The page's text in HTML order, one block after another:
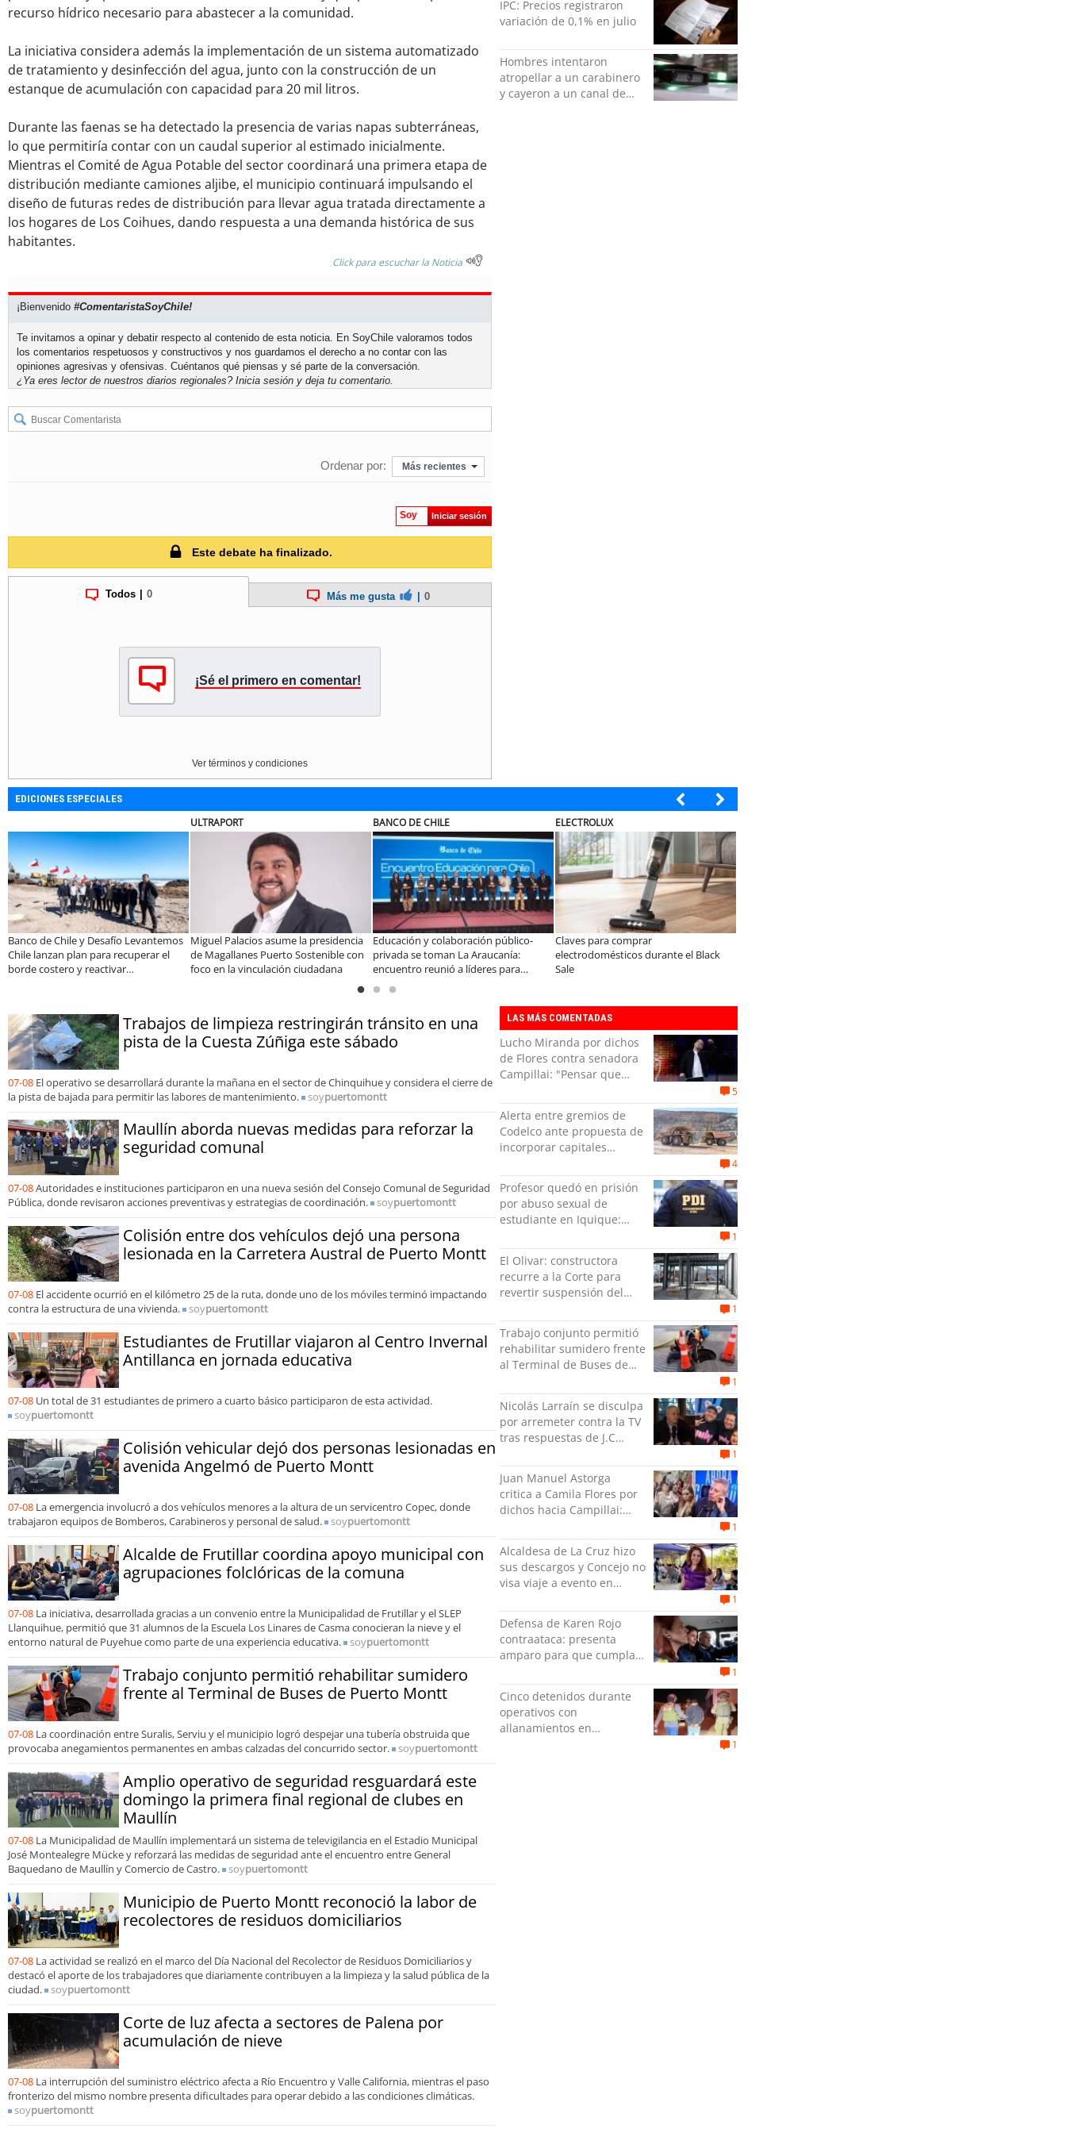
recurso hídrico necesario para abastecer a la comunidad.
La iniciativa considera además la implementación de un sistema automatizado
de tratamiento y desinfección del agua, junto con la construcción de un
estanque de acumulación con capacidad para 20 mil litros.
Durante las faenas se ha detectado la presencia de varias napas subterráneas,
lo que permitiría contar con un caudal superior al estimado inicialmente.
Mientras el Comité de Agua Potable del sector coordinará una primera etapa de
distribución mediante camiones aljibe, el municipio continuará impulsando el
diseño de futuras redes de distribución para llevar agua tratada directamente a
los hogares de Los Coihues, dando respuesta a una demanda histórica de sus
habitantes.
Click para escuchar la Noticia
¡Bienvenido #ComentaristaSoyChile!
Te invitamos a opinar y debatir respecto al contenido de esta noticia. En SoyChile valoramos todos
los comentarios respetuosos y constructivos y nos guardamos el derecho a no contar con las
opiniones agresivas y ofensivas. Cuéntanos qué piensas y sé parte de la conversación.
¿Ya eres lector de nuestros diarios regionales? Inicia sesión y deja tu comentario.
Ordenar por: Más recientes
Soy Iniciar sesión
Este debate ha finalizado.
Todos 0 Más me gusta 0
¡Sé el primero en comentar!
Ver términos y condiciones
IPC: Precios registraron
variación de 0,1% en julio
Hombres intentaron
atropellar a un carabinero
y cayeron a un canal de
EDICIONES ESPECIALES
Banco de Chile y Desafío Levantemos
Chile lanzan plan para recuperar el
borde costero y reactivar
ULTRAPORT
Miguel Palacios asume la presidencia
de Magallanes Puerto Sostenible con
foco en la vinculación ciudadana
BANCO DE CHILE
Educación y colaboración público-
privada se toman La Araucanía:
encuentro reunió a líderes para
abordar las brechas y oportunidades
ELECTROLUX
Claves para comprar
electrodomésticos durante el Black
Sale
Trabajos de limpieza restringirán tránsito en una
pista de la Cuesta Zúñiga este sábado
07-08 El operativo se desarrollará durante la mañana en el sector de Chinquihue y considera el cierre de
la pista de bajada para permitir las labores de mantenimiento.
soypuertomontt
Maullín aborda nuevas medidas para reforzar la
seguridad comunal
07-08Autoridades e instituciones participaron en una nueva sesión del Consejo Comunal de Seguridad
Pública, donde revisaron acciones preventivas y estrategias de coordinación.
soypuertomontt
Colisión entre dos vehículos dejó una persona
lesionada en la Carretera Austral de Puerto Montt
07-08 El accidente ocurrió en el kilómetro 25 de la ruta, donde uno de los móviles terminó impactando
contra la estructura de una vivienda.
soypuertomontt
Estudiantes de Frutillar viajaron al Centro Invernal
Antillanca en jornada educativa
07-08 Un total de 31 estudiantes de primero a cuarto básico participaron de esta actividad.
soypuertomontt
Colisión vehicular dejó dos personas lesionadas en
avenida Angelmó de Puerto Montt
07-08 La emergencia involucró a dos vehículos menores a la altura de un servicentro Copec, donde
trabajaron equipos de Bomberos, Carabineros y personal de salud.
soypuertomontt
Alcalde de Frutillar coordina apoyo municipal con
agrupaciones folclóricas de la comuna
07-08 La iniciativa, desarrollada gracias a un convenio entre la Municipalidad de Frutillar y el SLEP
Llanquihue, permitió que 31 alumnos de la Escuela Los Linares de Casma conocieran la nieve y el
entorno natural de Puyehue como parte de una experiencia educativa.
soypuertomontt
Trabajo conjunto permitió rehabilitar sumidero
frente al Terminal de Buses de Puerto Montt
07-08 La coordinación entre Suralis, Serviu y el municipio logró despejar una tubería obstruida que
provocaba anegamientos permanentes en ambas calzadas del concurrido sector.
soypuertomontt
Amplio operativo de seguridad resguardará este
domingo la primera final regional de clubes en
Maullín
07-08 La Municipalidad de Maullín implementará un sistema de televigilancia en el Estadio Municipal
José Montealegre Mücke y reforzará las medidas de seguridad ante el encuentro entre General
Baquedano de Maullín y Comercio de Castro.
soypuertomontt
Municipio de Puerto Montt reconoció la labor de
recolectores de residuos domiciliarios
07-08 La actividad se realizó en el marco del Día Nacional del Recolector de Residuos Domiciliarios y
destacó el aporte de los trabajadores que diariamente contribuyen a la limpieza y la salud pública de la
ciudad.
soypuertomontt
Corte de luz afecta a sectores de Palena por
acumulación de nieve
07-08 La interrupción del suministro eléctrico afecta a Río Encuentro y Valle California, mientras el paso
fronterizo del mismo nombre presenta dificultades para operar debido a las condiciones climáticas.
soypuertomontt
LAS MÁS COMENTADAS
Lucho Miranda por dichos
de Flores contra senadora
Campillai: "Pensar que
es una forma de quitar
dignidad"
5
Alerta entre gremios de
Codelco ante propuesta de
incorporar capitales
4
Profesor quedó en prisión
por abuso sexual de
estudiante en Iquique:
1
El Olivar: constructora
recurre a la Corte para
revertir suspensión del
1
Trabajo conjunto permitió
rehabilitar sumidero frente
al Terminal de Buses de
1
Nicolás Larraín se disculpa
por arremeter contra la TV
tras respuestas de J.C
1
Juan Manuel Astorga
critica a Camila Flores por
dichos hacia Campillai:
ser un elogio"
1
Alcaldesa de La Cruz hizo
sus descargos y Concejo no
visa viaje a evento en
grabación con abuso
sexual infantil
1
Defensa de Karen Rojo
contraataca: presenta
amparo para que cumpla
libertad
1
Cinco detenidos durante
operativos con
allanamientos en
1